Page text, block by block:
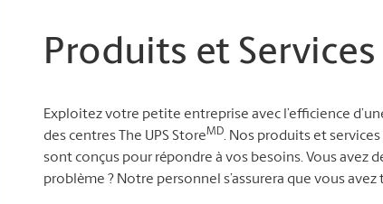
Produits et Services
Exploitez votre petite entreprise avec l’efficience
des centres The UPS StoreMD. Nos produits et
sont conçus pour répondre à vos besoins. Vous avez
problème ? Notre personnel s’assurera que vous